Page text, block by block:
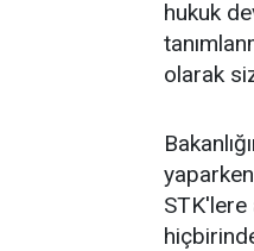
hukuk
olarak
STK'lere